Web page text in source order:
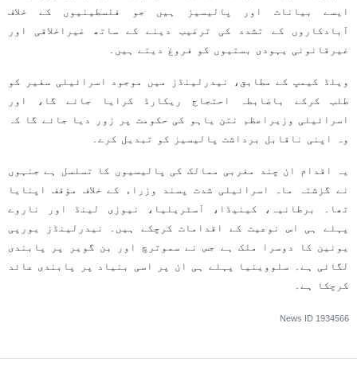
ایسے بیانات اور پالیسیز ہیں جو فلسطینیوں کے خلاف
آبادکاروں کے تشدد کی ترغیب دینے کے ساتھ غیراخلاقی اور
غیرقانونی یہودی بستیوں کو فروغ دیتے ہیں۔
ویلڈ کیمپ کے مطابق، نیدرلینڈز میں موجود اسرائیلی سفیر کو
طلب کرکے باضابطہ احتجاج ریکارڈ کرایا جائے گا، اور
اسرائیلی وزیراعظم نتن یاہو کی حکومت پر زور دیا جائے گا کہ
وہ اپنی ناقابل برداشت پالیسیز کو تبدیل کرے۔
یہ اقدام ان چند مغربی ممالک کی پالیسیوں کا تسلسل ہے جنہوں
نے گزشتہ ماہ اسرائیلی شدت پسند وزراء کے خلاف مؤقف اپنایا
تھا۔ برطانیہ، کینیڈا، آسٹریلیا، نیوزی لینڈ اور ناروے
پہلے ہی اس نوعیت کے اقدامات کرچکے ہیں۔ نیدرلینڈز یورپی
یونین کا دوسرا ملک ہے جس نے سموترچ اور بن گویر پر پابندی
لگائی ہے۔ سلووینیا پہلے ہی ان پر اسی بنیاد پر پابندی عائد
کرچکا ہے۔
News ID 1934566